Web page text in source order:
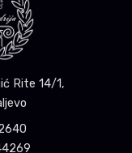
Rite 14/1,